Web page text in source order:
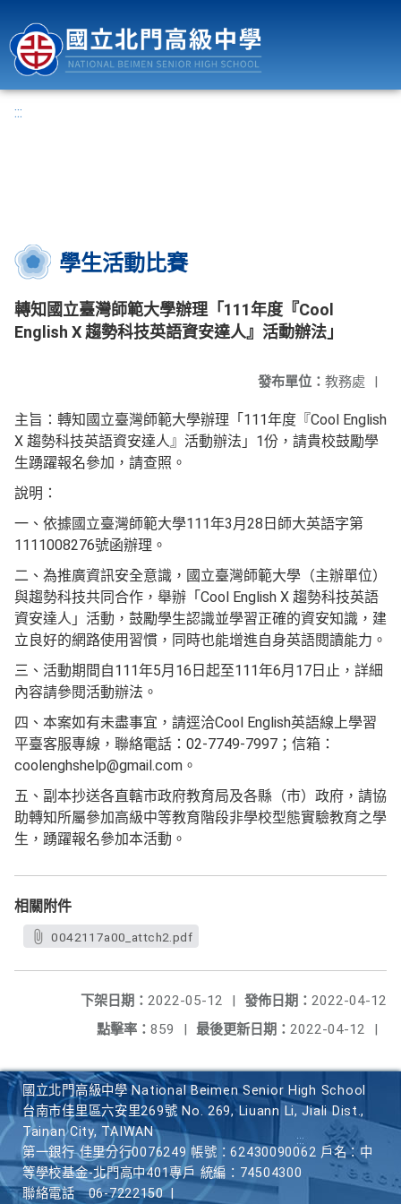
:::
學生活動比賽
轉知國立臺灣師範大學辦理「111年度『Cool
English X 趨勢科技英語資安達人』活動辦法」
發布單位： 教務處 |
主旨：轉知國立臺灣師範大學辦理「111年度『Cool English
X 趨勢科技英語資安達人』活動辦法」1份，請貴校鼓勵學
生踴躍報名參加，請查照。
說明：
一、依據國立臺灣師範大學111年3月28日師大英語字第
1111008276號函辦理。
二、為推廣資訊安全意識，國立臺灣師範大學（主辦單位）
與趨勢科技共同合作，舉辦「Cool English X 趨勢科技英語
資安達人」活動，鼓勵學生認識並學習正確的資安知識，建
立良好的網路使用習慣，同時也能增進自身英語閱讀能力。
三、活動期間自111年5月16日起至111年6月17日止，詳細
內容請參閱活動辦法。
四、本案如有未盡事宜，請逕洽Cool English英語線上學習
平臺客服專線，聯絡電話：02-7749-7997；信箱：
coolenghshelp@gmail.com。
五、副本抄送各直轄市政府教育局及各縣（市）政府，請協
助轉知所屬參加高級中等教育階段非學校型態實驗教育之學
生，踴躍報名參加本活動。
相關附件
0042117a00_attch2.pdf
發佈日期： 2022-04-12
下架日期： 2022-05-12
|
最後更新日期： 2022-04-12 |
點擊率： 859 |
國立北門高級中學 National Beimen Senior High School
台南市佳里區六安里269號 No. 269, Liuann Li, Jiali Dist.,
Tainan City, TAIWAN
第一銀行 佳里分行0076249 帳號：62430090062 戶名：中
等學校基金-北門高中401專戶 統編：74504300
聯絡電話
06-7222150